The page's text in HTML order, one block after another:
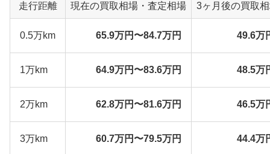
走行距離 現在の買取相場・査定相場 3ヶ月後の買取
0.5万km 65.9万円〜84.7万円 49.6万
1万km 64.9万円〜83.6万円 48.5万
2万km 62.8万円〜81.6万円 46.5万
3万km 60.7万円〜79.5万円 44.4万